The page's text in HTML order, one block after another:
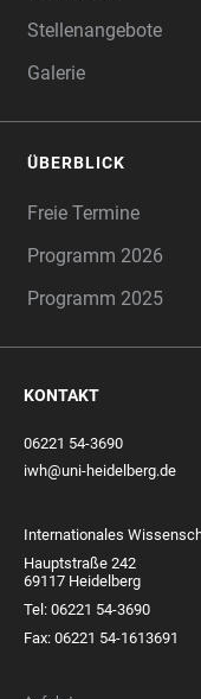
Stellenangebote
Galerie
ÜBERBLICK
Freie Termine
Programm 2026
Programm 2025
KONTAKT
06221 54-3690
iwh@uni-heidelberg.de
Internationales
Hauptstraße 242
69117 Heidelberg
Tel: 06221 54-3690
Fax: 06221 54-1613691